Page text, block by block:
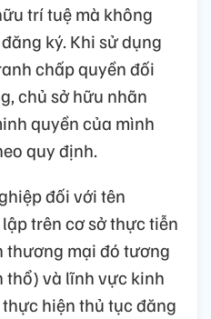
trí tuệ mà không
ký. Khi sử dụng
chấp quyền đối
chủ sở hữu nhãn
quyền của mình
quy định.
đối với tên
trên cơ sở thực tiễn
thương mại đó tương
thổ) và lĩnh vực kinh
hiện thủ tục đăng